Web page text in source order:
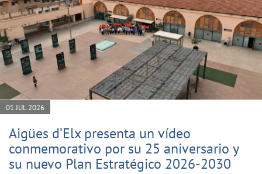
01 JUL 2026
Aigües d’Elx presenta un vídeo
conmemorativo por su 25 aniversario y
su nuevo Plan Estratégico 2026-2030